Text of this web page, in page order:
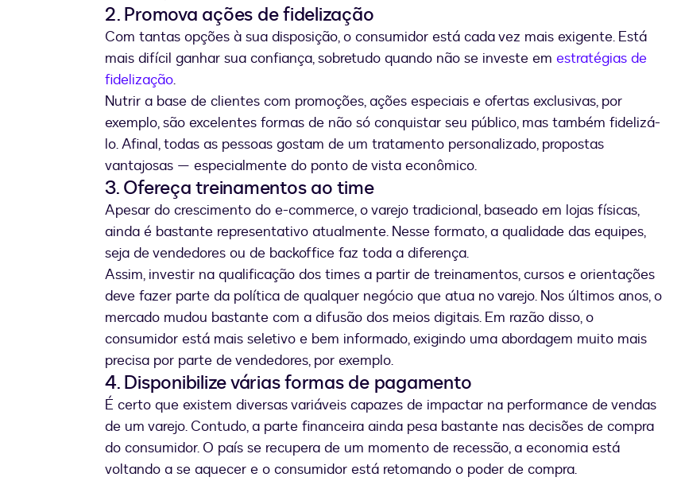
2. Promova ações de fidelização
Com tantas opções à sua disposição, o consumidor está cada vez mais exigente. Está
mais difícil ganhar sua confiança, sobretudo quando não se investe em estratégias de
fidelização.
Nutrir a base de clientes com promoções, ações especiais e ofertas exclusivas, por
exemplo, são excelentes formas de não só conquistar seu público, mas também fidelizá-
lo. Afinal, todas as pessoas gostam de um tratamento personalizado, propostas
vantajosas — especialmente do ponto de vista econômico.
3. Ofereça treinamentos ao time
Apesar do crescimento do e-commerce, o varejo tradicional, baseado em lojas físicas,
ainda é bastante representativo atualmente. Nesse formato, a qualidade das equipes,
seja de vendedores ou de backoffice faz toda a diferença.
Assim, investir na qualificação dos times a partir de treinamentos, cursos e orientações
deve fazer parte da política de qualquer negócio que atua no varejo. Nos últimos anos, o
mercado mudou bastante com a difusão dos meios digitais. Em razão disso, o
consumidor está mais seletivo e bem informado, exigindo uma abordagem muito mais
precisa por parte de vendedores, por exemplo.
4. Disponibilize várias formas de pagamento
É certo que existem diversas variáveis capazes de impactar na performance de vendas
de um varejo. Contudo, a parte financeira ainda pesa bastante nas decisões de compra
do consumidor. O país se recupera de um momento de recessão, a economia está
voltando a se aquecer e o consumidor está retomando o poder de compra.